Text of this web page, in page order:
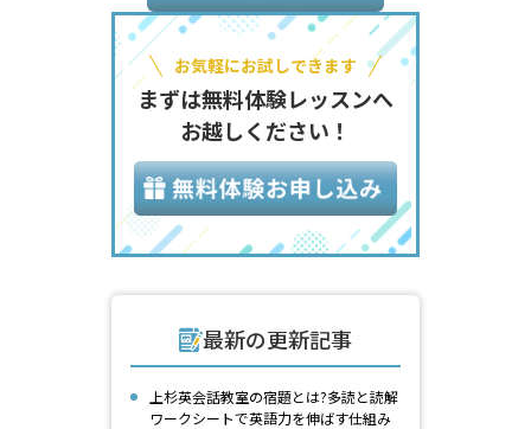
お気軽にお試しできます
まずは無料体験レッスンへ
お越しください！
最新の更新記事
上杉英会話教室の宿題とは?多読と読解
ワークシートで英語力を伸ばす仕組み